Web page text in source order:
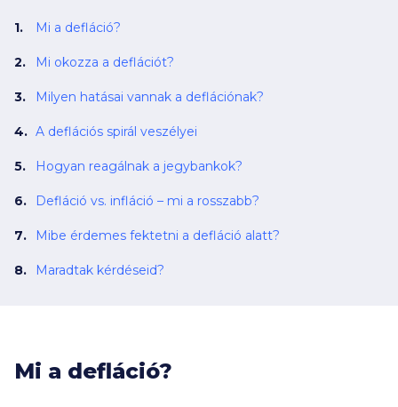
Mi a defláció?
Mi okozza a deflációt?
Milyen hatásai vannak a deflációnak?
A deflációs spirál veszélyei
Hogyan reagálnak a jegybankok?
Defláció vs. infláció – mi a rosszabb?
Mibe érdemes fektetni a defláció alatt?
Maradtak kérdéseid?
Mi a defláció?